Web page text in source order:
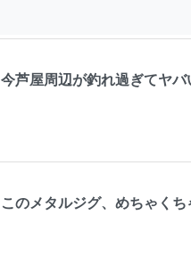
今芦屋周辺が釣れ過ぎてヤ
このメタルジグ、めちゃく